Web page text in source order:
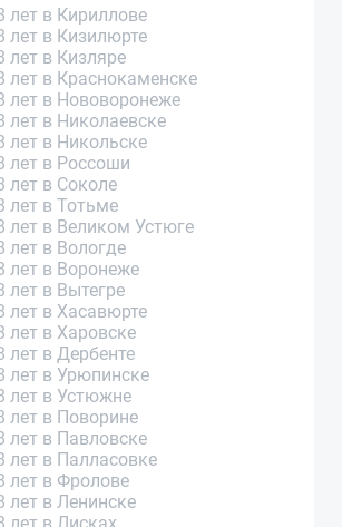
лет в Кириллове
лет в Кизилюрте
лет в Кизляре
лет в Краснокаменске
лет в Нововоронеже
лет в Николаевске
лет в Никольске
лет в Россоши
лет в Соколе
лет в Тотьме
лет в Великом Устюге
лет в Вологде
лет в Воронеже
лет в Вытегре
лет в Хасавюрте
лет в Харовске
лет в Дербенте
лет в Урюпинске
лет в Устюжне
лет в Поворине
лет в Павловске
лет в Палласовке
лет в Фролове
лет в Ленинске